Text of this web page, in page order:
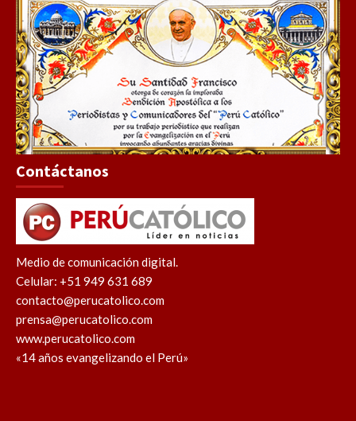
Contáctanos
Medio de comunicación digital.
Celular: +51 949 631 689
contacto@perucatolico.com
prensa@perucatolico.com
www.perucatolico.com
«14 años evangelizando el Perú»